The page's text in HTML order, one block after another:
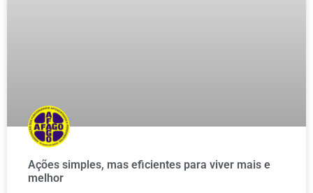
Ações simples, mas eficientes para viver mais e
melhor